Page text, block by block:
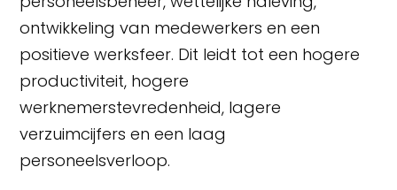
ontwikkeling van medewerkers en een
positieve werksfeer. Dit leidt tot een hogere
productiviteit, hogere
werknemerstevredenheid, lagere
verzuimcijfers en een laag
personeelsverloop.